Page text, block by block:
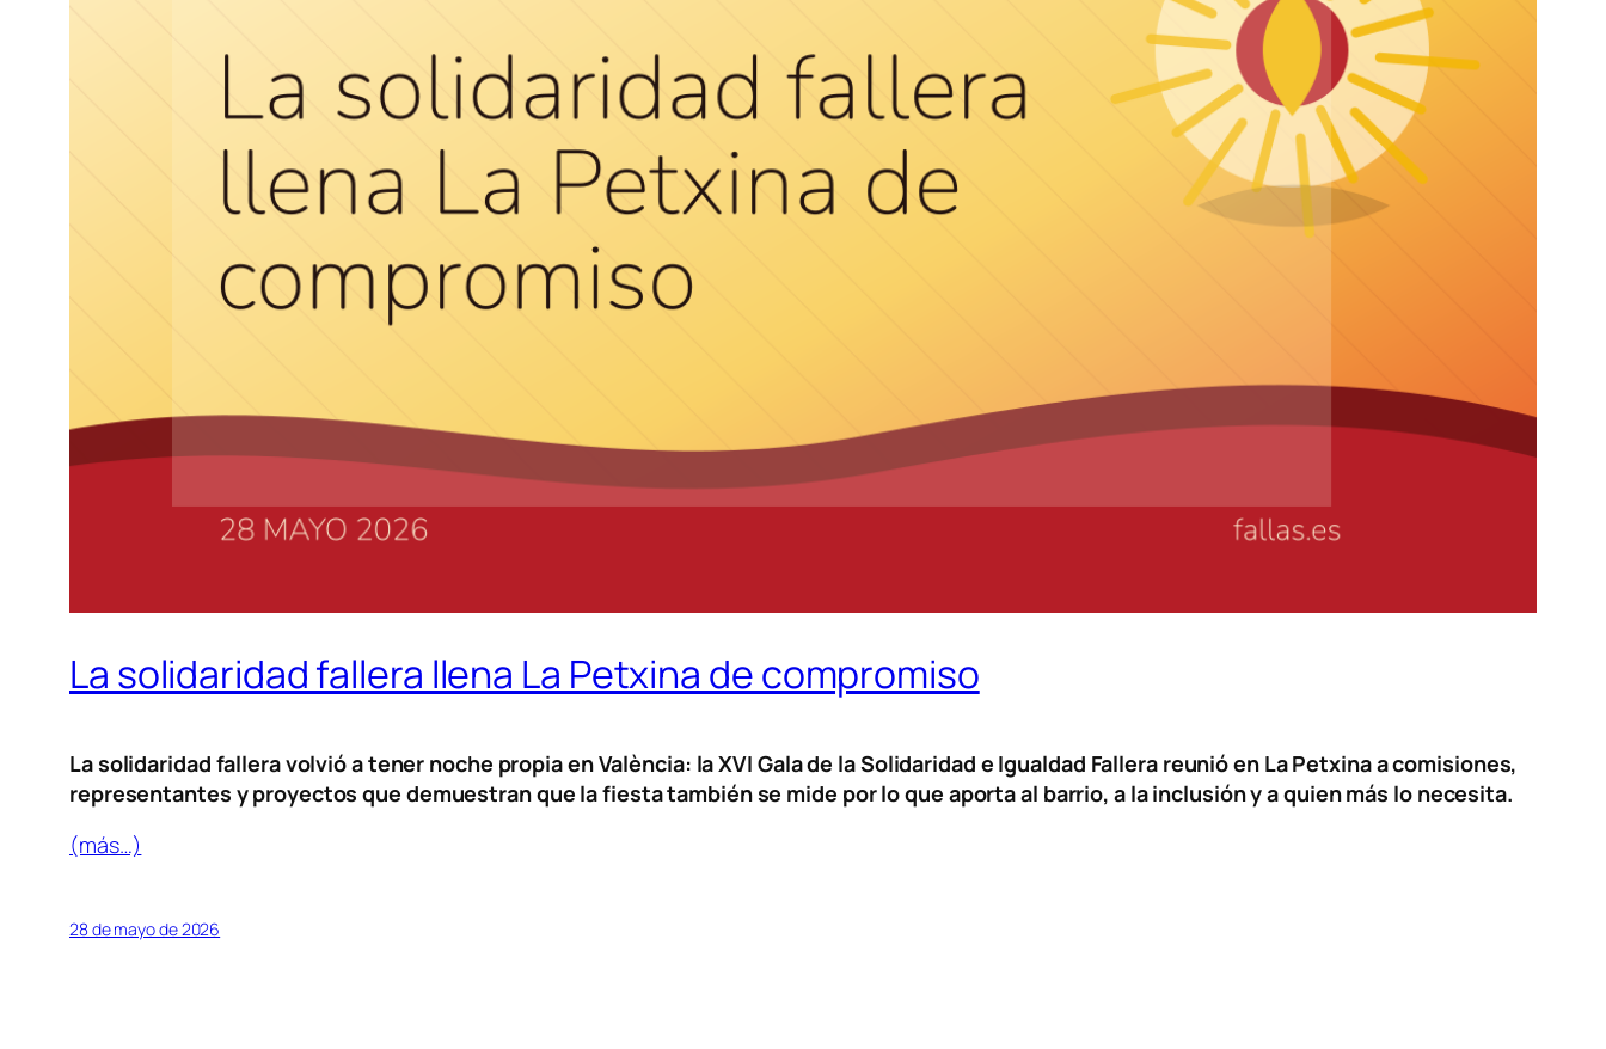
La solidaridad fallera llena La Petxina de compromiso
La solidaridad fallera volvió a tener noche propia en València: la XVI Gala de la Solidaridad e Igualdad Fallera reunió en La Petxina a comisiones,
representantes y proyectos que demuestran que la fiesta también se mide por lo que aporta al barrio, a la inclusión y a quien más lo necesita.
(más…)
28 de mayo de 2026